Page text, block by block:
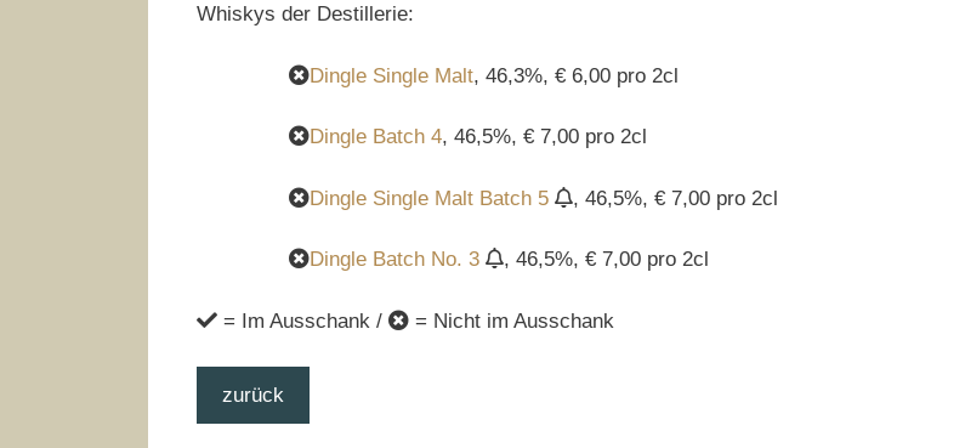
Whiskys der Destillerie:
Dingle Single Malt, 46,3%, € 6,00 pro 2cl
Dingle Batch 4, 46,5%, € 7,00 pro 2cl
Dingle Single Malt Batch 5 , 46,5%, € 7,00 pro 2cl
Dingle Batch No. 3 , 46,5%, € 7,00 pro 2cl
= Im Ausschank / = Nicht im Ausschank
zurück